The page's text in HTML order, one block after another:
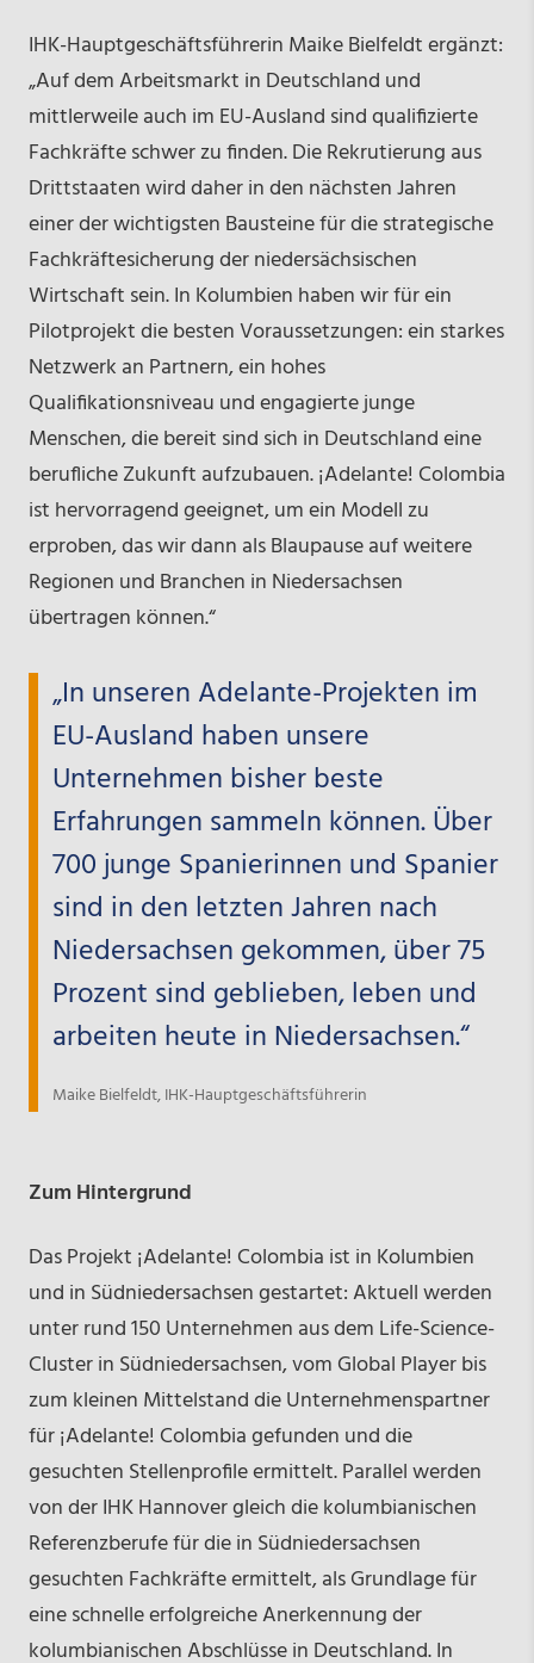
IHK-Hauptgeschäftsführerin Maike Bielfeldt ergänzt:
„Auf dem Arbeitsmarkt in Deutschland und
mittlerweile auch im EU-Ausland sind qualifizierte
Fachkräfte schwer zu finden. Die Rekrutierung aus
Drittstaaten wird daher in den nächsten Jahren
einer der wichtigsten Bausteine für die strategische
Fachkräftesicherung der niedersächsischen
Wirtschaft sein. In Kolumbien haben wir für ein
Pilotprojekt die besten Voraussetzungen: ein starkes
Netzwerk an Partnern, ein hohes
Qualifikationsniveau und engagierte junge
Menschen, die bereit sind sich in Deutschland eine
berufliche Zukunft aufzubauen. ¡Adelante! Colombia
ist hervorragend geeignet, um ein Modell zu
erproben, das wir dann als Blaupause auf weitere
Regionen und Branchen in Niedersachsen
übertragen können.“
„In unseren Adelante-Projekten im
EU-Ausland haben unsere
Unternehmen bisher beste
Erfahrungen sammeln können. Über
700 junge Spanierinnen und Spanier
sind in den letzten Jahren nach
Niedersachsen gekommen, über 75
Prozent sind geblieben, leben und
arbeiten heute in Niedersachsen.“
Maike Bielfeldt, IHK-Hauptgeschäftsführerin
Zum Hintergrund
Das Projekt ¡Adelante! Colombia ist in Kolumbien
und in Südniedersachsen gestartet: Aktuell werden
unter rund 150 Unternehmen aus dem Life-Science-
Cluster in Südniedersachsen, vom Global Player bis
zum kleinen Mittelstand die Unternehmenspartner
für ¡Adelante! Colombia gefunden und die
gesuchten Stellenprofile ermittelt. Parallel werden
von der IHK Hannover gleich die kolumbianischen
Referenzberufe für die in Südniedersachsen
gesuchten Fachkräfte ermittelt, als Grundlage für
eine schnelle erfolgreiche Anerkennung der
kolumbianischen Abschlüsse in Deutschland. In